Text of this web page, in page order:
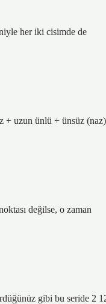
her iki cisimde de
+ uzun ünlü + ünsüz (naz)
değilse, o zaman
gibi bu seride 2